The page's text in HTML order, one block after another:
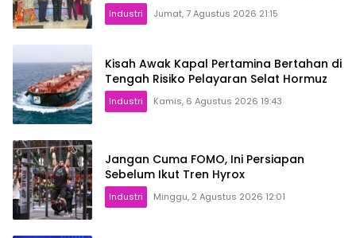
2026
Industri Jumat, 7 Agustus 2026 21:15
Kisah Awak Kapal Pertamina Bertahan di
Tengah Risiko Pelayaran Selat Hormuz
Industri Kamis, 6 Agustus 2026 19:43
Jangan Cuma FOMO, Ini Persiapan
Sebelum Ikut Tren Hyrox
Industri Minggu, 2 Agustus 2026 12:01